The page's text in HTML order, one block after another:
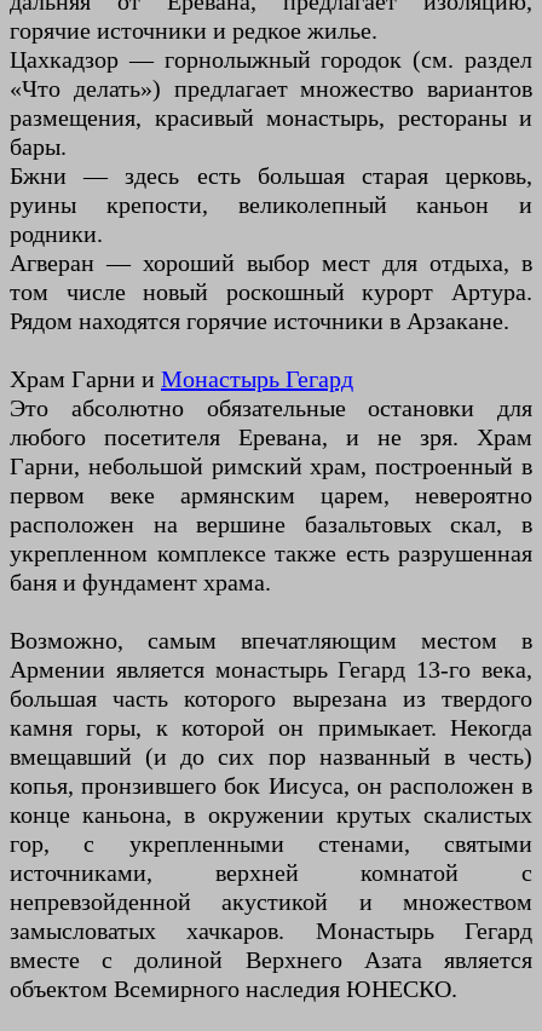
горячие источники и редкое жилье.
Цахкадзор — горнолыжный городок (см. раздел
«Что делать») предлагает множество вариантов
размещения, красивый монастырь, рестораны и
бары.
Бжни — здесь есть большая старая церковь,
руины крепости, великолепный каньон и
родники.
Агверан — хороший выбор мест для отдыха, в
том числе новый роскошный курорт Артура.
Рядом находятся горячие источники в Арзакане.
Храм Гарни и Монастырь Гегард
Это абсолютно обязательные остановки для
любого посетителя Еревана, и не зря. Храм
Гарни, небольшой римский храм, построенный в
первом веке армянским царем, невероятно
расположен на вершине базальтовых скал, в
укрепленном комплексе также есть разрушенная
баня и фундамент храма.
Возможно, самым впечатляющим местом в
Армении является монастырь Гегард 13-го века,
большая часть которого вырезана из твердого
камня горы, к которой он примыкает. Некогда
вмещавший (и до сих пор названный в честь)
копья, пронзившего бок Иисуса, он расположен в
конце каньона, в окружении крутых скалистых
гор, с укрепленными стенами, святыми
источниками, верхней комнатой с
непревзойденной акустикой и множеством
замысловатых хачкаров. Монастырь Гегард
вместе с долиной Верхнего Азата является
объектом Всемирного наследия ЮНЕСКО.